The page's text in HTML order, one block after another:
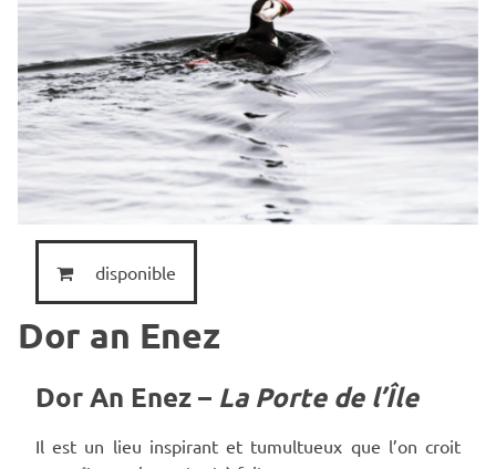
disponible
Dor an Enez
Dor An Enez – La Porte de l’Île
Il est un lieu inspirant et tumultueux que l’on croit